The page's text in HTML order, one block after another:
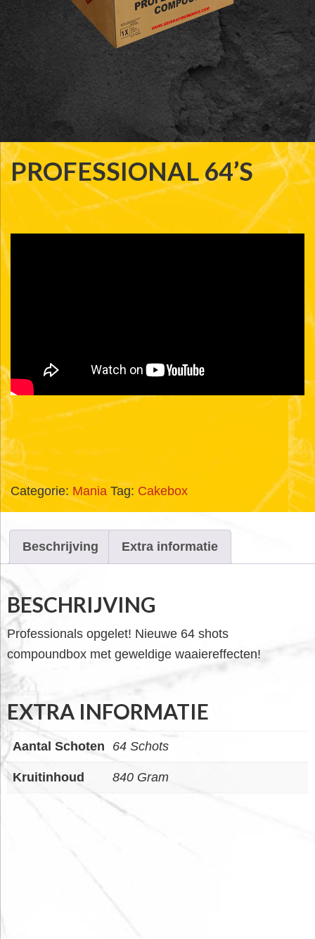
PROFESSIONAL 64’S
Categorie: Mania Tag: Cakebox
Beschrijving Extra informatie
BESCHRIJVING
Professionals opgelet! Nieuwe 64 shots
compoundbox met geweldige waaiereffecten!
EXTRA INFORMATIE
Aantal Schoten 64 Schots
Kruitinhoud 840 Gram